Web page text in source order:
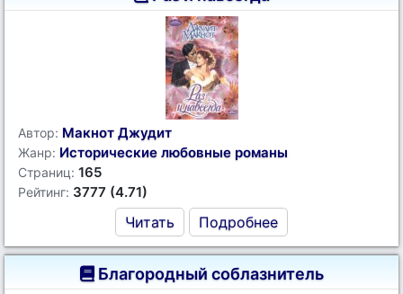
Автор: Макнот Джудит
Жанр: Исторические любовные романы
Страниц: 165
Рейтинг: 3777 (4.71)
Читать Подробнее
Благородный соблазнитель